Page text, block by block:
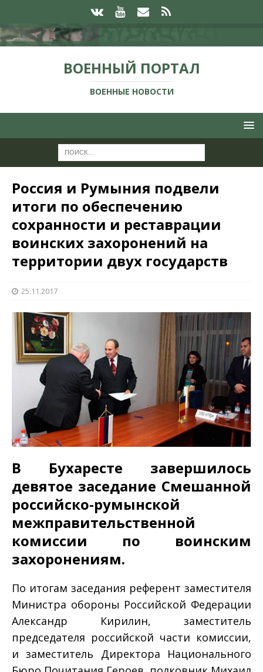
ВОЕННЫЙ ПОРТАЛ
ВОЕННЫЕ НОВОСТИ
Россия и Румыния подвели
итоги по обеспечению
сохранности и реставрации
воинских захоронений на
территории двух государств
25.11.2017
В Бухаресте завершилось
девятое заседание Смешанной
российско-румынской
межправительственной
комиссии по воинским
захоронениям.
По итогам заседания референт заместителя
Министра обороны Российской Федерации
Александр Кирилин, заместитель
председателя российской части комиссии,
и заместитель Директора Национального